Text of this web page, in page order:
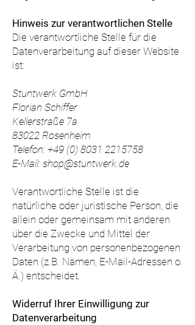
Hinweis zur verantwortlichen Stelle
Die verantwortliche Stelle für die
Datenverarbeitung auf dieser Website
ist:
Stuntwerk GmbH
Florian Schiffer
Kellerstraße 7a
83022 Rosenheim
Telefon: +49 (0) 8031 2215758
E-Mail: shop@stuntwerk.de
Verantwortliche Stelle ist die
natürliche oder juristische Person, die
allein oder gemeinsam mit anderen
über die Zwecke und Mittel der
Verarbeitung von personenbezogenen
Daten (z.B. Namen, E-Mail-Adressen o.
Ä.) entscheidet.
Widerruf Ihrer Einwilligung zur
Datenverarbeitung